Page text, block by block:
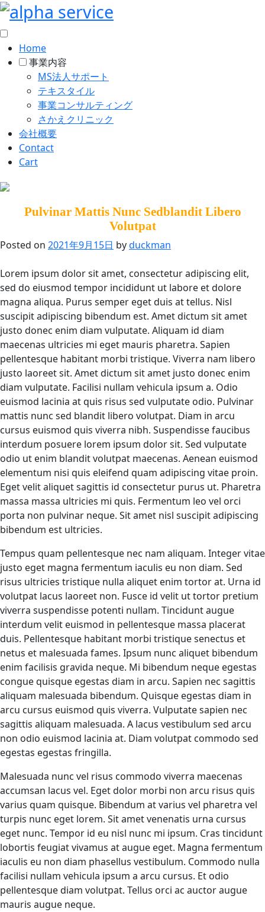
Home
事業内容
MS法人サポート
テキスタイル
事業コンサルティング
さかえクリニック
会社概要
Contact
Cart
Skip
contentPulvinar Mattis Nunc Sedblandit Libero
Volutpat
Posted on 2021年9月15日 byduckman
Lorem ipsum dolor sit amet, consectetur adipiscing elit,
sed do eiusmod tempor incididunt ut labore et dolore
magna aliqua. Purus semper eget duis at tellus. Nisl
suscipit adipiscing bibendum est. Amet dictum sit amet
justo donec enim diam vulputate. Aliquam id diam
maecenas ultricies mi eget mauris pharetra. Sapien
pellentesque habitant morbi tristique. Viverra nam libero
justo laoreet sit. Amet dictum sit amet justo donec enim
diam vulputate. Facilisi nullam vehicula ipsum a. Odio
euismod lacinia at quis risus sed vulputate odio. Pulvinar
mattis nunc sed blandit libero volutpat. Diam in arcu
cursus euismod quis viverra nibh. Suspendisse faucibus
interdum posuere lorem ipsum dolor sit. Sed vulputate
odio ut enim blandit volutpat maecenas. Aenean euismod
elementum nisi quis eleifend quam adipiscing vitae proin.
Eget velit aliquet sagittis id consectetur purus ut. Pharetra
massa massa ultricies mi quis. Fermentum leo vel orci
porta non pulvinar neque. Sit amet nisl suscipit adipiscing
bibendum est ultricies.
Tempus quam pellentesque nec nam aliquam. Integer vitae
justo eget magna fermentum iaculis eu non diam. Sed
risus ultricies tristique nulla aliquet enim tortor at. Urna id
volutpat lacus laoreet non. Fusce id velit ut tortor pretium
viverra suspendisse potenti nullam. Tincidunt augue
interdum velit euismod in pellentesque massa placerat
duis. Pellentesque habitant morbi tristique senectus et
netus et malesuada fames. Ipsum nunc aliquet bibendum
enim facilisis gravida neque. Mi bibendum neque egestas
congue quisque egestas diam in arcu. Sapien nec sagittis
aliquam malesuada bibendum. Quisque egestas diam in
arcu cursus euismod quis viverra. Vulputate sapien nec
sagittis aliquam malesuada. A lacus vestibulum sed arcu
non odio euismod lacinia at. Diam volutpat commodo sed
egestas egestas fringilla.
Malesuada nunc vel risus commodo viverra maecenas
accumsan lacus vel. Eget dolor morbi non arcu risus quis
varius quam quisque. Bibendum at varius vel pharetra vel
turpis nunc eget lorem. Sit amet venenatis urna cursus
eget nunc. Tempor id eu nisl nunc mi ipsum. Cras tincidunt
lobortis feugiat vivamus at augue eget. Magna fermentum
iaculis eu non diam phasellus vestibulum. Commodo nulla
facilisi nullam vehicula ipsum a arcu cursus. Et odio
pellentesque diam volutpat. Tellus orci ac auctor augue
mauris augue neque.